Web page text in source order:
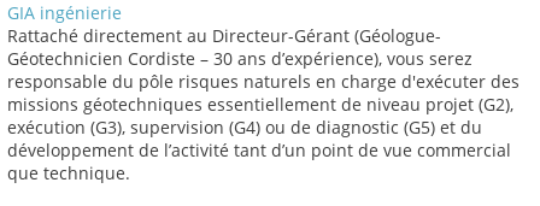
GIA ingénierie
Rattaché directement au Directeur-Gérant (Géologue-
Géotechnicien Cordiste – 30 ans d’expérience), vous serez
responsable du pôle risques naturels en charge d'exécuter des
missions géotechniques essentiellement de niveau projet (G2),
exécution (G3), supervision (G4) ou de diagnostic (G5) et du
développement de l’activité tant d’un point de vue commercial
que technique.